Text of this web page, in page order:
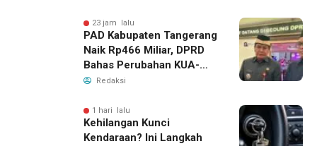
23 jam lalu
PAD Kabupaten Tangerang
Naik Rp466 Miliar, DPRD
Bahas Perubahan KUA-
PPAS 2026
Redaksi
1 hari lalu
Kehilangan Kunci
Kendaraan? Ini Langkah